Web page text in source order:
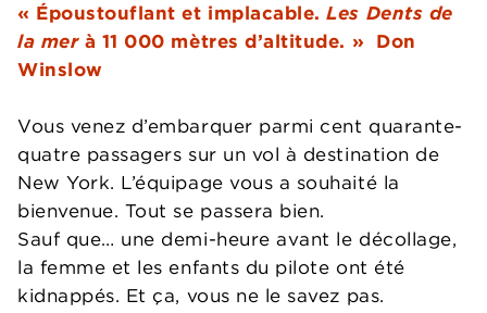
« Époustouflant et implacable.Les Dents de
la merà 11 000 mètres d’altitude. » Don
Winslow
Vous venez d’embarquer parmi cent quarante-
quatre passagers sur un vol à destination de
New York. L’équipage vous a souhaité la
bienvenue. Tout se passera bien.
Sauf que… une demi-heure avant le décollage,
la femme et les enfants du pilote ont été
kidnappés. Et ça, vous ne le savez pas.